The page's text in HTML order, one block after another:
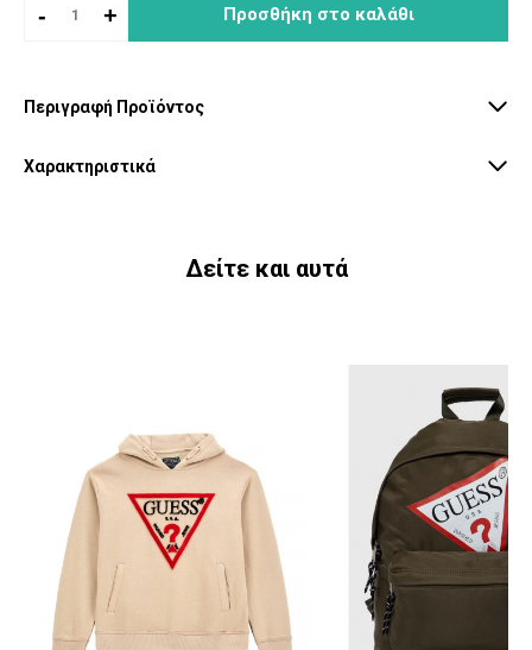
- + Προσθήκη στο καλάθι
Περιγραφή Προϊόντος
Χαρακτηριστικά
Δείτε και αυτά